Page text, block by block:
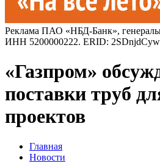
Реклама ПАО «НБД-Банк»,
ИНН 5200000222. ERID:
«Газпром»
поставки труб
проектов
Главная
Новости